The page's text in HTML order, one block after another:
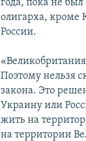
года, пока не
олигарха, кроме
России.
«Великобритания
Поэтому нельзя
закона. Это
Украину или
жить на
на территории